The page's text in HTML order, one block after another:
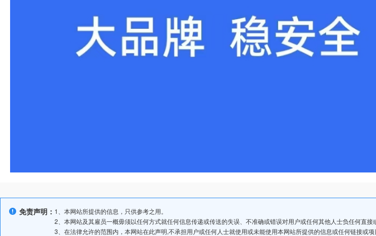
免责声明： 1、本网站所提供的信息，只供参考之用。
2、本网站及其雇员一概毋须以任何方式就任何信息传递或传送的失误、不准确或错误对用户或任何其他人士负任何直接
3、在法律允许的范围内，本网站在此声明,不承担用户或任何人士就使用或未能使用本网站所提供的信息或任何链接或